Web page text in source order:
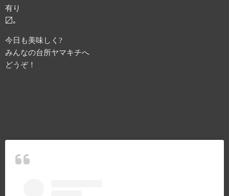
有り
〼。
今日も美味しく?
みんなの台所ヤマキチへ
どうぞ！